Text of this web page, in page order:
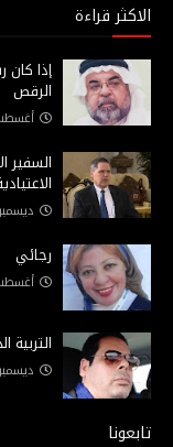
الاكثر قراءة
إذا
الرقص
أغسطس 23,
السفير
ديسمبر 03, 2020
رجائي
أغسطس 23,
ديسمبر 02,
تابعونا